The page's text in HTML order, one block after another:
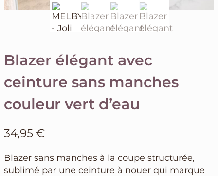
Blazer élégant avec
ceinture sans manches
couleur vert d’eau
34,95 €
Blazer sans manches à la coupe structurée,
sublimé par une ceinture à nouer qui marque